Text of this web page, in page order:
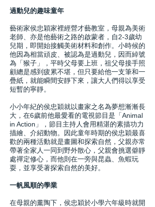
過動兒的趣味童年
藝術家侯忠穎家裡經營才藝教室，母親為美術
老師、亦是他藝術之路的啟蒙者，自2-3歲幼
兒期，即開始接觸美術材料和創作。小時候的
他因為相當頑皮、被認為是過動兒，因而綽號
為「猴子」，平時父母要上班，祖父母接手照
顧總是感到疲累不堪，但只要給他一支筆和一
疊紙，就能瞬間安靜下來，讓大人們得以享受
短暫的寧靜。
小小年紀的侯忠穎就以畫家之名為夢想漸漸長
大，在6歲前他最愛看的電視節目是「Animal
in Action」，節目主持人會用精湛的素描功力
描繪、介紹動物。因此童年時期的侯忠穎最喜
歡的兩種活動就是畫圖和探索自然，父親亦常
帶著全家人一同到野外散心，父親會挑選僻靜
處禪定修心，而他則在一旁與昆蟲、魚蝦玩
耍，並享受著探索自然的美好。
一帆風順的學業
在母親的薰陶下，侯忠穎於小學六年級時就開